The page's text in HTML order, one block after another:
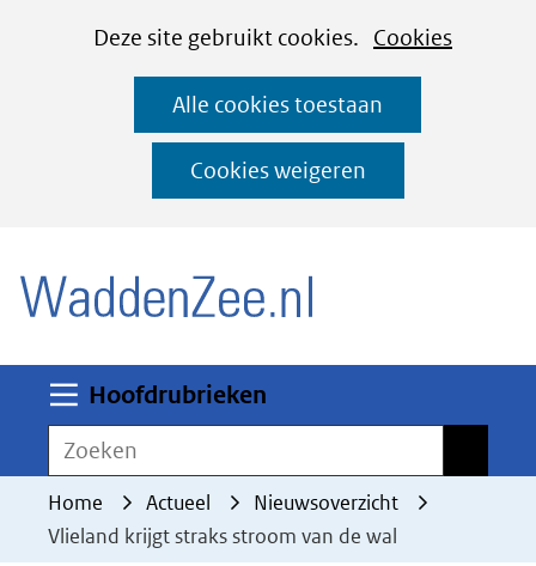
CookiesDeze site gebruikt cookies. Cookies
deze
worden
toegestaan
geweigerd.
Alle cookies toestaan
Cookies weigeren
Ga
naar
de
inhoud
Hoofdrubrieken
Zoeken
Home Actueel
Nieuwsoverzicht
Vlieland krijgt straks stroom van de wal